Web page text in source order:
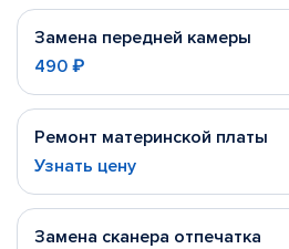
Замена передней камеры
490 ₽
Ремонт материнской платы
Узнать цену
Замена сканера отпечатка